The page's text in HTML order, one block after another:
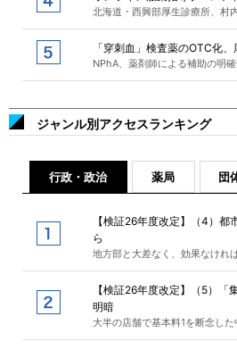
北海道・西興部厚生診療所、村
「穿刺血」検査薬のOTC化
NPhA、薬剤師による補助の明
ジャンル別アクセスランキング
行政・政治 薬局 団
【検証26年度改定】（4）
ら
地方部と大差なく、効果なけれ
【検証26年度改定】（5）
明暗
大半の店舗で基本料1を断念した